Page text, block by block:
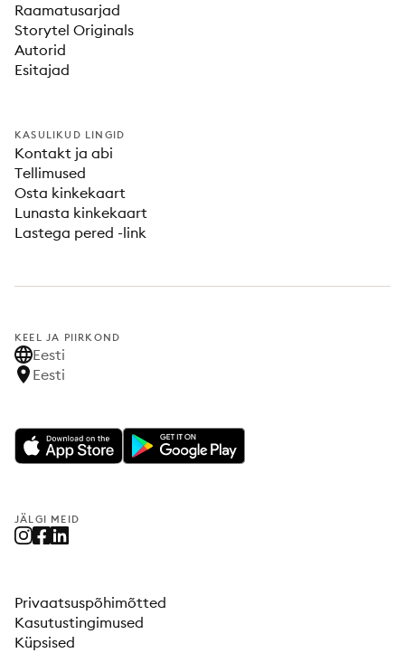
Raamatusarjad
Storytel Originals
Autorid
Esitajad
KASULIKUD LINGID
Kontakt ja abi
Tellimused
Osta kinkekaart
Lunasta kinkekaart
Lastega pered -link
KEEL JA PIIRKOND
Eesti
Eesti
JÄLGI MEID
Privaatsuspõhimõtted
Kasutustingimused
Küpsised